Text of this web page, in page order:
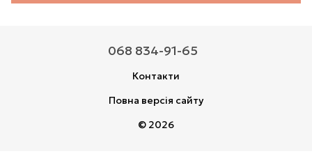
068 834-91-65
Контакти
Повна версія сайту
© 2026